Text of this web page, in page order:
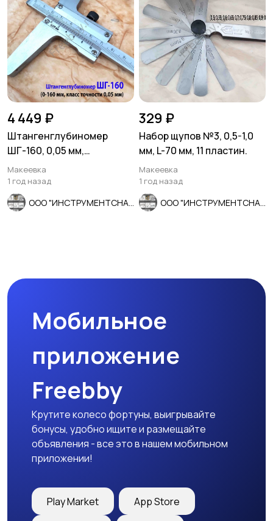
4 449 ₽
Штангенглубиномер
ШГ-160, 0,05 мм,
нониусный, ГОСТ 162-90,
СССР.
Макеевка
1 год назад
329 ₽
Набор щупов №3, 0,5-1,0
мм, L-70 мм, 11 пластин.
Макеевка
1 год назад
Мобильное
приложение
Freebby
Крутите колесо фортуны, выигрывайте
бонусы, удобно ищите и размещайте
объявления - все это в нашем мобильном
приложении!
Play Market App Store